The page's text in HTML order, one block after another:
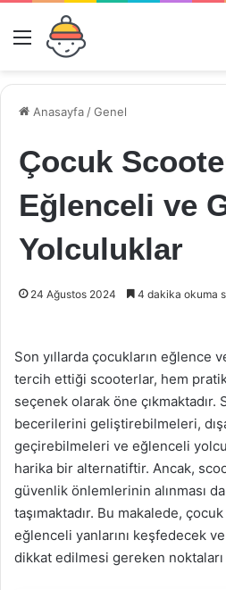
Menü
Anasayfa /Genel
Çocuk
Eğlenceli ve
Yolculuklar
24 Ağustos 2024 4 dakika okuma
Son yıllarda çocukların eğlence
tercih ettiği scooterlar, hem
seçenek olarak öne çıkmaktadır.
becerilerini geliştirebilmeleri,
geçirebilmeleri ve eğlenceli
harika bir alternatiftir. Ancak,
güvenlik önlemlerinin alınması
taşımaktadır. Bu makalede,
eğlenceli yanlarını keşfedecek
dikkat edilmesi gereken noktaları